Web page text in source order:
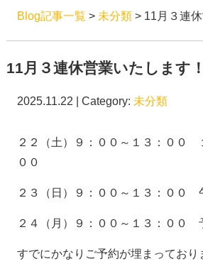
Blog記事一覧 > 未分類> 11月３連休
11月３連休営業いたします！
2025.11.22 | Category: 未分類
２２（土）９：００～１３：００
００
２３（日）９：００～１３：００
２４（月）９：００～１３：００
すでにかなりご予約が埋まっており